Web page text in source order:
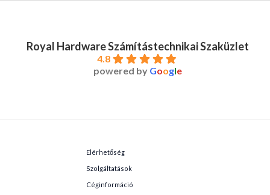
Royal Hardware Számítástechnikai Szaküzlet
4.8
powered by Google
Elérhetőség
Szolgáltatások
Céginformáció